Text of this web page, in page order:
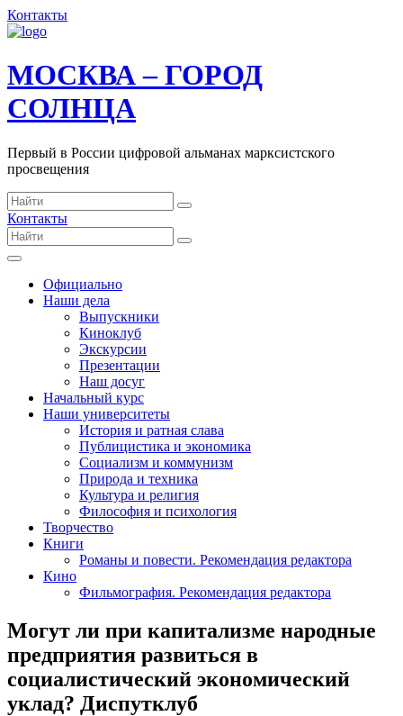
Контакты
МОСКВА – ГОРОД
СОЛНЦА
Первый в России цифровой альманах марксистского
просвещения
Контакты
Официально
Наши дела
Выпускники
Киноклуб
Экскурсии
Презентации
Наш досуг
Начальный курс
Наши университеты
История и ратная слава
Публицистика и экономика
Социализм и коммунизм
Природа и техника
Культура и религия
Философия и психология
Творчество
Книги
Романы и повести. Рекомендация редактора
Кино
Фильмография. Рекомендация редактора
Могут ли при капитализме народные
предприятия развиться в
социалистический экономический
уклад? Диспутклуб